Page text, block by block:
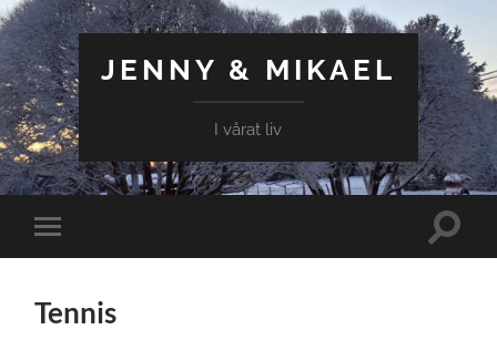
JENNY & MIKAEL
I vårat liv
Slå
på/av
Slå
Tennis